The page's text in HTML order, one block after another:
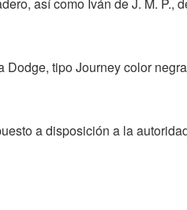
tipo Journey color
a disposición a la